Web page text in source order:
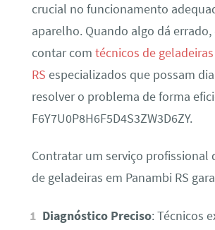
crucial no funcionamento
aparelho. Quando algo dá
contar com técnicos de
RS especializados que possam
resolver o problema de forma
F6Y7U0P8H6F5D4S3ZW3D6ZY.
Contratar um serviço profissional
de geladeiras em Panambi RS
Diagnóstico Preciso: Técnicos